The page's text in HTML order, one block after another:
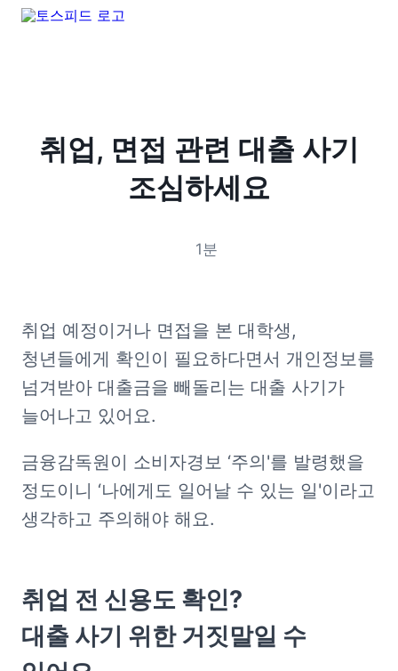
취업, 면접 관련 대출 사기
조심하세요
1분
취업 예정이거나 면접을 본 대학생,
청년들에게 확인이 필요하다면서 개인정보를
넘겨받아 대출금을 빼돌리는 대출 사기가
늘어나고 있어요.
금융감독원이 소비자경보 ‘주의'를 발령했을
정도이니 ‘나에게도 일어날 수 있는 일'이라고
생각하고 주의해야 해요.
취업 전 신용도 확인?
대출 사기 위한 거짓말일 수